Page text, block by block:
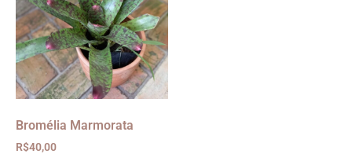
Bromélia Marmorata
R$40,00